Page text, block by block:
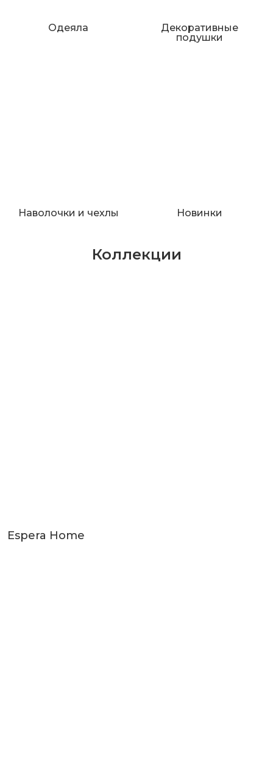
Одеяла
Декоративные
подушки
Наволочки и чехлы Новинки
Коллекции
Espera Home